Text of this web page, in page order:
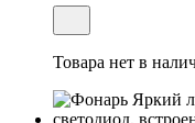
Товара нет в